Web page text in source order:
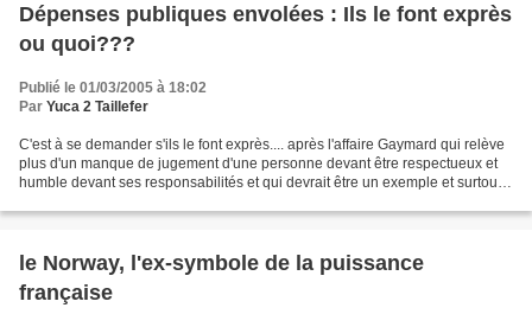
Dépenses publiques envolées : Ils le font exprès
ou quoi???
Publié le 01/03/2005 à 18:02
Par Yuca 2 Taillefer
C'est à se demander s'ils le font exprès.... après l'affaire Gaymard qui relève
plus d'un manque de jugement d'une personne devant être respectueux et
humble devant ses responsabilités et qui devrait être un exemple et surtout
le Norway, l'ex-symbole de la puissance
française